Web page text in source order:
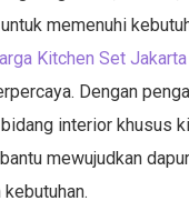
memenuhi
Kitchen Set
Dengan
interior khusus
mewujudkan